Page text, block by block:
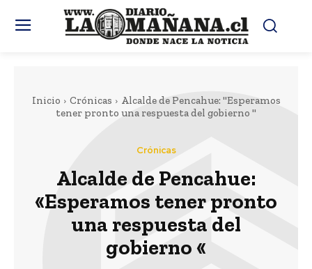
Inicio Crónicas
Alcalde de Pencahue: "Esperamos
tener pronto una respuesta del gobierno "
Crónicas
Alcalde de Pencahue:
«Esperamos tener pronto
una respuesta del
gobierno «